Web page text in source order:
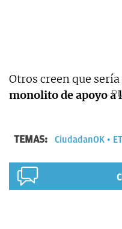
Otros creen que sería
monolito de apoyo a
TEMAS: CiudadanOK